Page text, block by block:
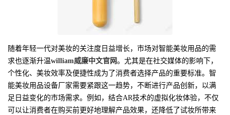
随着年轻一代对美妆的关注度日益增长，市场对智能美妆用品的需
求也逐渐升温william威廉中文官网。尤其是在社交媒体的影响下，
个性化、美妆效率及便捷性成为了消费者选择产品的重要标准。智
能美妆用品设备厂家需要紧跟这一趋势，不断进行产品创新，以满
足日益变化的市场需求。例如，结合AR技术的虚拟化妆体验，不仅
可以让消费者在购买前更好地理解产品效果，还降低了试妆所带来